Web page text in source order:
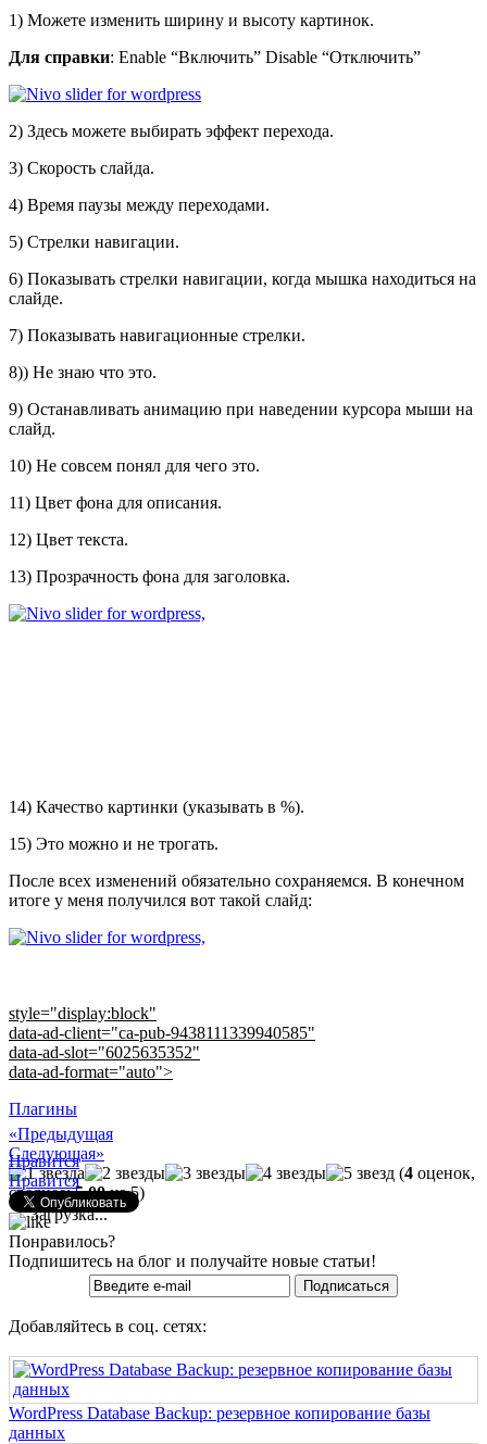
1) Можете изменить ширину и высоту картинок.
Для справки: Enable “Включить” Disable “Отключить”
2) Здесь можете выбирать эффект перехода.
3) Скорость слайда.
4) Время паузы между переходами.
5) Стрелки навигации.
6) Показывать стрелки навигации, когда мышка находиться на
слайде.
7) Показывать навигационные стрелки.
8)) Не знаю что это.
9) Останавливать анимацию при наведении курсора мыши на
слайд.
10) Не совсем понял для чего это.
11) Цвет фона для описания.
12) Цвет текста.
13) Прозрачность фона для заголовка.
14) Качество картинки (указывать в %).
15) Это можно и не трогать.
После всех изменений обязательно сохраняемся. В конечном
итоге у меня получился вот такой слайд:
style="display:block"
data-ad-client="ca-pub-9438111339940585"
data-ad-slot="6025635352"
data-ad-format="auto">
Плагины
«Предыдущая
Следующая»
(4 оценок,
среднее:5,00из 5)
Загрузка...
Нравится
Нравится
Понравилось?
Подпишитесь на блог и получайте новые статьи!
Добавляйтесь в соц. сетях:
WordPress Database Backup: резервное копирование базы
данных